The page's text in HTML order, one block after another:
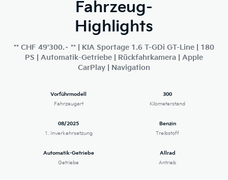
Fahrzeug-
Highlights
** CHF 49'300.– ** | KIA Sportage 1.6 T-GDi GT-Line | 180
PS | Automatik-Getriebe | Rückfahrkamera | Apple
CarPlay | Navigation
Vorführmodell
Fahrzeugart
300
Kilometerstand
08/2025
1. Inverkehrsetzung
Benzin
Treibstoff
Automatik-Getriebe
Getriebe
Allrad
Antrieb